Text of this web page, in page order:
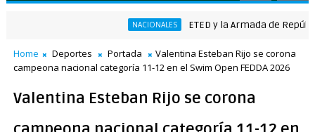
NACIONALES ETED y la Armada de República
ganador de RD$37 millones con el Loto
Home Deportes Portada
Valentina Esteban Rijo se corona
campeona nacional categoría 11-12 en el Swim Open FEDDA 2026
Valentina Esteban Rijo se corona